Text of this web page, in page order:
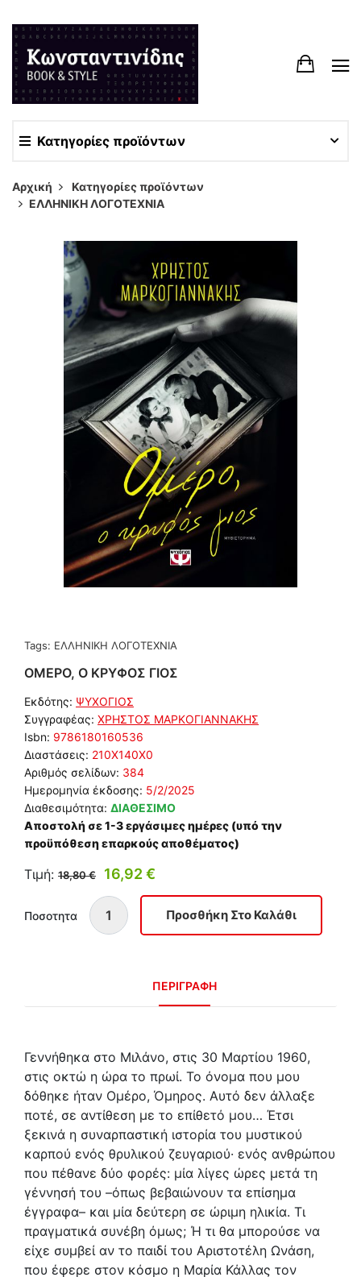
Κατηγορίες προϊόντων
Αρχική
Κατηγορίες προϊόντων
ΕΛΛΗΝΙΚΗ ΛΟΓΟΤΕΧΝΙΑ
Tags: ΕΛΛΗΝΙΚΗ ΛΟΓΟΤΕΧΝΙΑ
ΟΜΕΡΟ, Ο ΚΡΥΦΟΣ ΓΙΟΣ
Εκδότης: ΨΥΧΟΓΙΟΣ
Συγγραφέας: ΧΡΗΣΤΟΣ ΜΑΡΚΟΓΙΑΝΝΑΚΗΣ
Isbn: 9786180160536
Διαστάσεις: 210Χ140Χ0
Αριθμός σελίδων: 384
Ημερομηνία έκδοσης: 5/2/2025
Διαθεσιμότητα: ΔΙΑΘΕΣΙΜΟ
Αποστολή σε 1-3 εργάσιμες ημέρες (υπό την
προϋπόθεση επαρκούς αποθέματος)
Τιμή: 18,80 € 16,92 €
Ποσοτητα
ΠΕΡΙΓΡΑΦΗ
Γεννήθηκα στο Μιλάνο, στις 30 Μαρτίου 1960,
στις οκτώ η ώρα το πρωί. Το όνομα που μου
δόθηκε ήταν Ομέρο, Όμηρος. Αυτό δεν άλλαξε
ποτέ, σε αντίθεση με το επίθετό μου… Έτσι
ξεκινά η συναρπαστική ιστορία του μυστικού
καρπού ενός θρυλικού ζευγαριού· ενός ανθρώπου
που πέθανε δύο φορές: μία λίγες ώρες μετά τη
γέννησή του –όπως βεβαιώνουν τα επίσημα
έγγραφα– και μία δεύτερη σε ώριμη ηλικία. Τι
πραγματικά συνέβη όμως; Ή τι θα μπορούσε να
είχε συμβεί αν το παιδί του Αριστοτέλη Ωνάση,
που έφερε στον κόσμο η Μαρία Κάλλας τον